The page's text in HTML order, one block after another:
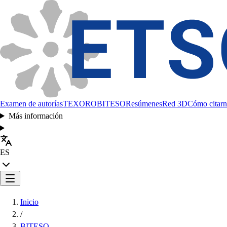
Examen de autoríasTEXOROBITESOResúmenesRed 3DCómo
Más información
ES
Inicio
/